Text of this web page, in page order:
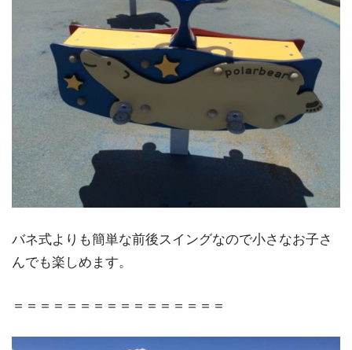
バネ式よりも簡単な前後スイングなので小さなお子さ
んでも楽しめます。
＝＝＝＝＝＝＝＝＝＝＝＝＝＝＝＝